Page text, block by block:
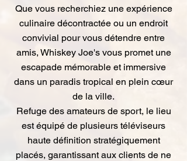
Que vous recherchiez une expérience
culinaire décontractée ou un endroit
convivial pour vous détendre entre
amis, Whiskey Joe's vous promet une
escapade mémorable et immersive
dans un paradis tropical en plein cœur
de la ville.
Refuge des amateurs de sport, le lieu
est équipé de plusieurs téléviseurs
haute définition stratégiquement
placés, garantissant aux clients de ne